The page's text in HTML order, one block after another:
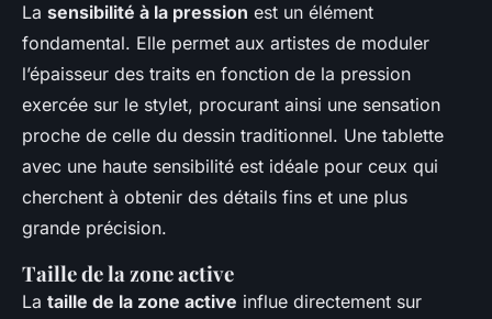
La sensibilité à la pression est un élément
fondamental. Elle permet aux artistes de moduler
l’épaisseur des traits en fonction de la pression
exercée sur le stylet, procurant ainsi une sensation
proche de celle du dessin traditionnel. Une tablette
avec une haute sensibilité est idéale pour ceux qui
cherchent à obtenir des détails fins et une plus
grande précision.
Taille de la zone active
La taille de la zone active influe directement sur